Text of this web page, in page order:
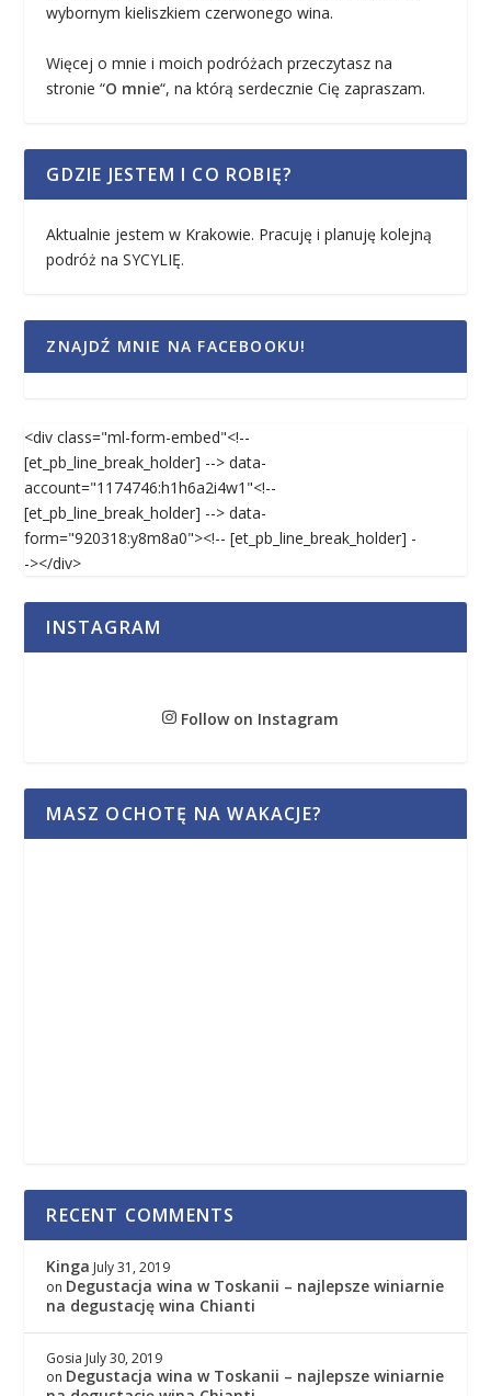
wybornym kieliszkiem czerwonego wina.
Więcej o mnie i moich podróżach przeczytasz na
stronie “O mnie“, na którą serdecznie Cię zapraszam.
GDZIE JESTEM I CO ROBIĘ?
Aktualnie jestem w Krakowie. Pracuję i planuję kolejną
podróż na SYCYLIĘ.
ZNAJDŹ MNIE NA FACEBOOKU!
<div class="ml-form-embed"<!--
[et_pb_line_break_holder] --> data-
account="1174746:h1h6a2i4w1"<!--
[et_pb_line_break_holder] --> data-
form="920318:y8m8a0"><!-- [et_pb_line_break_holder] -
-></div>
INSTAGRAM
Follow on Instagram
MASZ OCHOTĘ NA WAKACJE?
RECENT COMMENTS
Kinga July 31, 2019
on Degustacja wina w Toskanii – najlepsze winiarnie
na degustację wina Chianti
Gosia July 30, 2019
on Degustacja wina w Toskanii – najlepsze winiarnie